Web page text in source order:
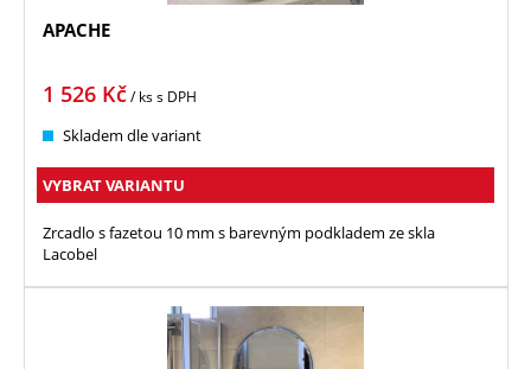
APACHE
1 526 Kč/ kss DPH
Skladem dle variant
VYBRAT VARIANTU
Zrcadlo s fazetou 10 mm s barevným podkladem ze skla
Lacobel